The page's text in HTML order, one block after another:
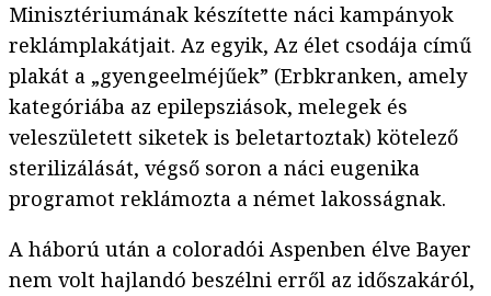
Minisztériumának készítette náci kampányok
reklámplakátjait. Az egyik, Az élet csodája című
plakát a „gyengeelméjűek” (Erbkranken, amely
kategóriába az epilepsziások, melegek és
veleszületett siketek is beletartoztak) kötelező
sterilizálását, végső soron a náci eugenika
programot reklámozta a német lakosságnak.
A háború után a coloradói Aspenben élve Bayer
nem volt hajlandó beszélni erről az időszakáról,